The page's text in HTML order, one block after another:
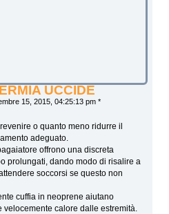
UCCIDE
15, 2015, 04:25:13 pm *
o quanto meno ridurre il
adeguato.
offrono una discreta
prolungati, dando modo di risalire a
soccorsi se questo non
cuffia in neoprene aiutano
calore dalle estremità.